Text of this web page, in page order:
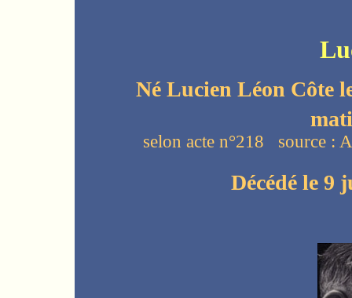
Né Lucien Léon Côte
selon acte n°218 source :
Décédé le 9